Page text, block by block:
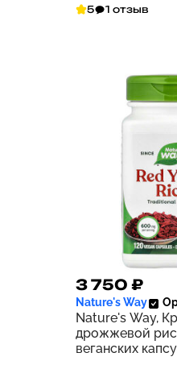
растительных
5 1 отзыв
3 750 ₽
Nature's Way
Nature's Way,
дрожжевой
веганских